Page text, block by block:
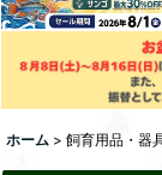
ホーム > 飼育用品・器